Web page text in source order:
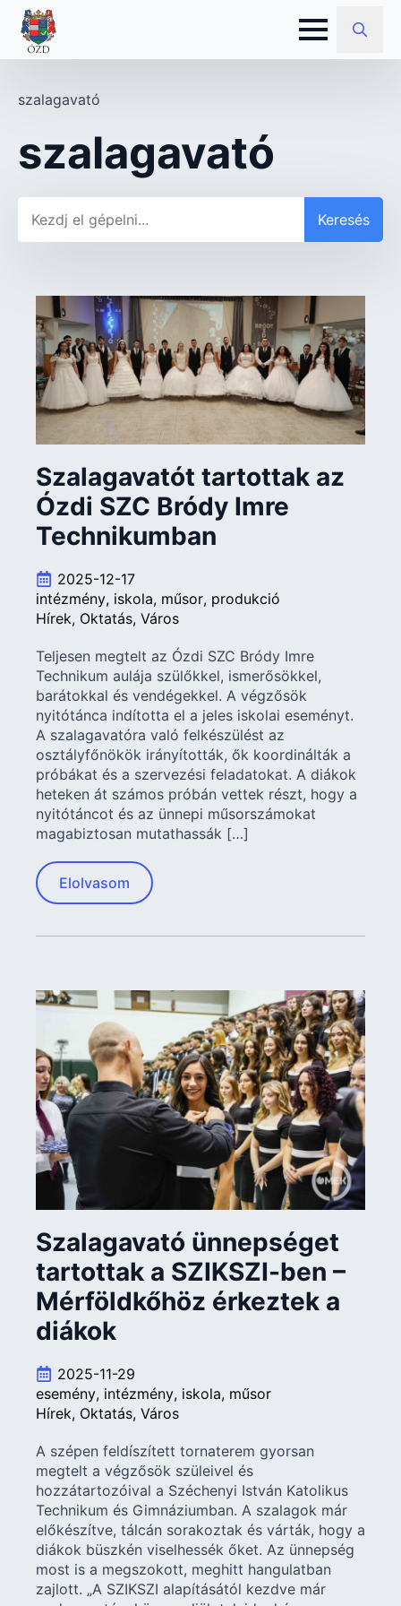
Search
szalagavató
szalagavató
Keresés
Szalagavatót tartottak az
Ózdi SZC Bródy Imre
Technikumban
2025-12-17
intézmény iskola műsor produkció
Hírek Oktatás Város
Teljesen megtelt az Ózdi SZC Bródy Imre
Technikum aulája szülőkkel, ismerősökkel,
barátokkal és vendégekkel. A végzősök
nyitótánca indította el a jeles iskolai eseményt.
A szalagavatóra való felkészülést az
osztályfőnökök irányították, ők koordinálták a
próbákat és a szervezési feladatokat. A diákok
heteken át számos próbán vettek részt, hogy a
nyitótáncot és az ünnepi műsorszámokat
magabiztosan mutathassák […]
Elolvasom
Szalagavató ünnepséget
tartottak a SZIKSZI-ben –
Mérföldkőhöz érkeztek a
diákok
2025-11-29
esemény intézmény iskola műsor
Hírek Oktatás Város
A szépen feldíszített tornaterem gyorsan
megtelt a végzősök szüleivel és
hozzátartozóival a Széchenyi István Katolikus
Technikum és Gimnáziumban. A szalagok már
előkészítve, tálcán sorakoztak és várták, hogy a
diákok büszkén viselhessék őket. Az ünnepség
most is a megszokott, meghitt hangulatban
zajlott. „A SZIKSZI alapításától kezdve már